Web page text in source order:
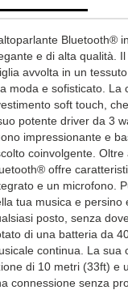
Bluetooth®
e di alta qualità.
avvolta in un
moda e sofisticato. La
soft touch,
potente driver da 3
impressionante e
coinvolgente.
offre
e un microfono.
tua musica e persino
posto, senza
di una batteria da
continua. La sua
di 10 metri (33ft) e
connessione senza